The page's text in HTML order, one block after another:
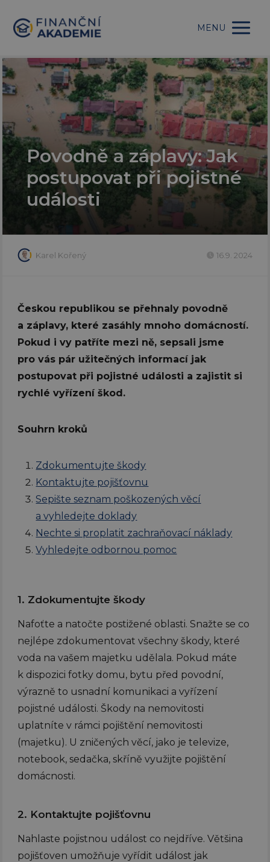
MENU
Povodně a záplavy: Jak
postupovat při pojistné
události
Karel Kořený 16.9. 2024
Českou republikou se přehnaly povodně
a záplavy, které zasáhly mnoho domácností.
Pokud i vy patříte mezi ně, sepsali jsme
pro vás pár užitečných informací jak
postupovat při pojistné události a zajistit si
rychlé vyřízení škod.
Souhrn kroků
Zdokumentujte škody
Kontaktujte pojišťovnu
Sepište seznam poškozených věcí
a vyhledejte doklady
Nechte si proplatit zachraňovací náklady
Vyhledejte odbornou pomoc
1. Zdokumentujte škody
Nafoťte a natočte postižené oblasti. Snažte se co
nejlépe zdokumentovat všechny škody, které
voda na vašem majetku udělala. Pokud máte
k dispozici fotky domu, bytu před povodní,
výrazně to usnadní komunikaci a vyřízení
pojistné události. Škody na nemovitosti
uplatníte v rámci pojištění nemovitosti
(majetku). U zničených věcí, jako je televize,
notebook, sedačka, skříně využijte pojištění
domácnosti.
2. Kontaktujte pojišťovnu
Nahlaste pojistnou událost co nejdříve. Většina
pojišťoven umožňuje vyřídit událost jak